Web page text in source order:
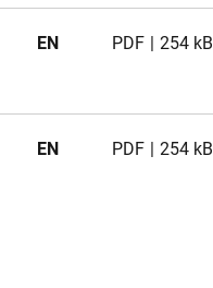
EN PDF 254 kB
EN PDF 254 kB